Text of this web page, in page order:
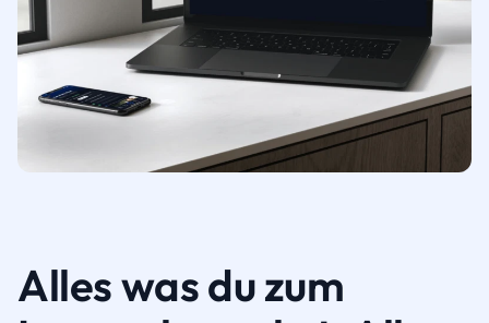
Alles was du zum